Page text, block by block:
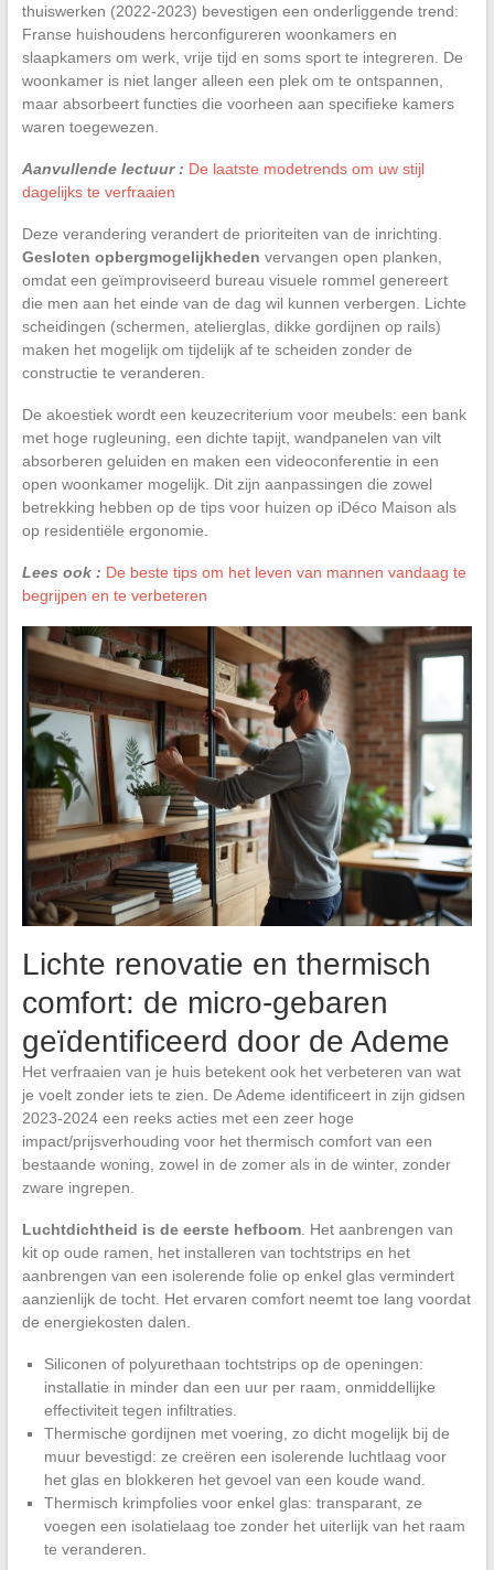
thuiswerken (2022-2023) bevestigen een onderliggende trend:
Franse huishoudens herconfigureren woonkamers en
slaapkamers om werk, vrije tijd en soms sport te integreren. De
woonkamer is niet langer alleen een plek om te ontspannen,
maar absorbeert functies die voorheen aan specifieke kamers
waren toegewezen.
Aanvullende lectuur : De laatste modetrends om uw stijl
dagelijks te verfraaien
Deze verandering verandert de prioriteiten van de inrichting.
Gesloten opbergmogelijkheden vervangen open planken,
omdat een geïmproviseerd bureau visuele rommel genereert
die men aan het einde van de dag wil kunnen verbergen. Lichte
scheidingen (schermen, atelierglas, dikke gordijnen op rails)
maken het mogelijk om tijdelijk af te scheiden zonder de
constructie te veranderen.
De akoestiek wordt een keuzecriterium voor meubels: een bank
met hoge rugleuning, een dichte tapijt, wandpanelen van vilt
absorberen geluiden en maken een videoconferentie in een
open woonkamer mogelijk. Dit zijn aanpassingen die zowel
betrekking hebben op de tips voor huizen op iDéco Maison als
op residentiële ergonomie.
Lees ook : De beste tips om het leven van mannen vandaag te
begrijpen en te verbeteren
Lichte renovatie en thermisch
comfort: de micro-gebaren
geïdentificeerd door de Ademe
Het verfraaien van je huis betekent ook het verbeteren van wat
je voelt zonder iets te zien. De Ademe identificeert in zijn gidsen
2023-2024 een reeks acties met een zeer hoge
impact/prijsverhouding voor het thermisch comfort van een
bestaande woning, zowel in de zomer als in de winter, zonder
zware ingrepen.
Luchtdichtheid is de eerste hefboom. Het aanbrengen van
kit op oude ramen, het installeren van tochtstrips en het
aanbrengen van een isolerende folie op enkel glas vermindert
aanzienlijk de tocht. Het ervaren comfort neemt toe lang voordat
de energiekosten dalen.
Siliconen of polyurethaan tochtstrips op de openingen:
installatie in minder dan een uur per raam, onmiddellijke
effectiviteit tegen infiltraties.
Thermische gordijnen met voering, zo dicht mogelijk bij de
muur bevestigd: ze creëren een isolerende luchtlaag voor
het glas en blokkeren het gevoel van een koude wand.
Thermisch krimpfolies voor enkel glas: transparant, ze
voegen een isolatielaag toe zonder het uiterlijk van het raam
te veranderen.